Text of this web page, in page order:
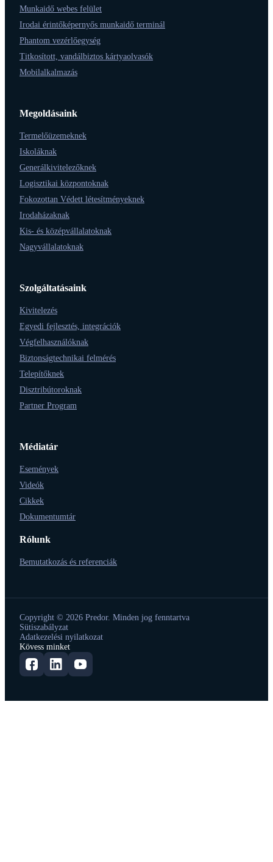
Munkaidő webes felület
Irodai érintőképernyős munkaidő terminál
Phantom vezérlőegység
Titkosított, vandálbiztos kártyaolvasók
Mobilalkalmazás
Megoldásaink
Termelőüzemeknek
Iskoláknak
Generálkivitelezőknek
Logisztikai központoknak
Fokozottan Védett létesítményeknek
Irodaházaknak
Kis- és középvállalatoknak
Nagyvállalatoknak
Szolgáltatásaink
Kivitelezés
Egyedi fejlesztés, integrációk
Végfelhasználóknak
Biztonságtechnikai felmérés
Telepítőknek
Disztribútoroknak
Partner Program
Médiatár
Események
Videók
Cikkek
Dokumentumtár
Rólunk
Bemutatkozás és referenciák
Copyright © 2026 Predor. Minden jog fenntartva
Sütiszabályzat
Adatkezelési nyilatkozat
Kövess minket